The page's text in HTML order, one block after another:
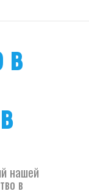
в
нашей
в